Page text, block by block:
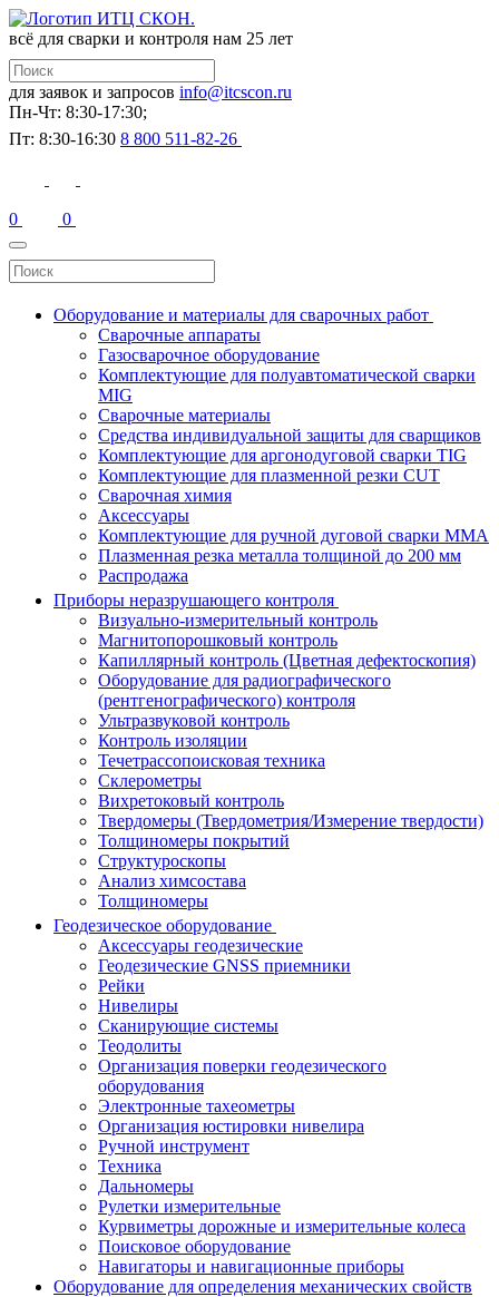
всё для сварки и контроля нам 25 лет
для заявок и запросов info@itcscon.ru
Пн-Чт: 8:30-17:30;
Пт: 8:30-16:30 8 800 511-82-26
0 0
Оборудование и материалы для сварочных работ
Сварочные аппараты
Газосварочное оборудование
Комплектующие для полуавтоматической сварки
MIG
Сварочные материалы
Средства индивидуальной защиты для сварщиков
Комплектующие для аргонодуговой сварки TIG
Комплектующие для плазменной резки CUT
Сварочная химия
Аксессуары
Комплектующие для ручной дуговой сварки MMA
Плазменная резка металла толщиной до 200 мм
Распродажа
Приборы неразрушающего контроля
Визуально-измерительный контроль
Магнитопорошковый контроль
Капиллярный контроль (Цветная дефектоскопия)
Оборудование для радиографического
(рентгенографического) контроля
Ультразвуковой контроль
Контроль изоляции
Течетрассопоисковая техника
Склерометры
Вихретоковый контроль
Твердомеры (Твердометрия/Измерение твердости)
Толщиномеры покрытий
Структуроскопы
Анализ химсостава
Толщиномеры
Геодезическое оборудование
Аксессуары геодезические
Геодезические GNSS приемники
Рейки
Нивелиры
Сканирующие системы
Теодолиты
Организация поверки геодезического
оборудования
Электронные тахеометры
Организация юстировки нивелира
Ручной инструмент
Техника
Дальномеры
Рулетки измерительные
Курвиметры дорожные и измерительные колеса
Поисковое оборудование
Навигаторы и навигационные приборы
Оборудование для определения механических свойств